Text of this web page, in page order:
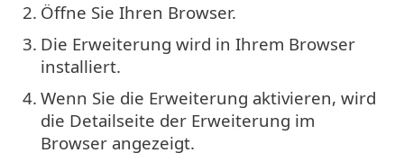
2. Öffne Sie Ihren Browser.
3. Die Erweiterung wird in Ihrem Browser
installiert.
4. Wenn Sie die Erweiterung aktivieren, wird
die Detailseite der Erweiterung im
Browser angezeigt.